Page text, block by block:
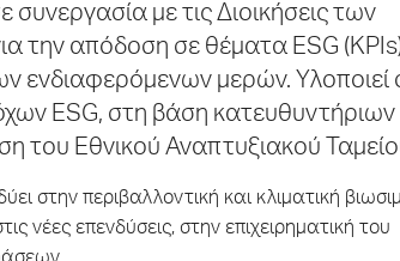
συνεργασία με τις Διοικήσεις των
την απόδοση σε θέματα ESG
ενδιαφερόμενων μερών. Υλοποιεί
ESG, στη βάση κατευθυντήριων
του Εθνικού Αναπτυξιακού
στην περιβαλλοντική και κλιματική
νέες επενδύσεις, στην επιχειρηματική του